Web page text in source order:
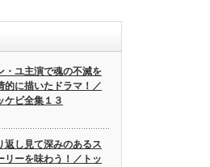
・ユ主演で魂の不滅を
的に描いたドラマ！／
ケビ全集１３
返し見て深みのあるス
リーを味わう！／トッ